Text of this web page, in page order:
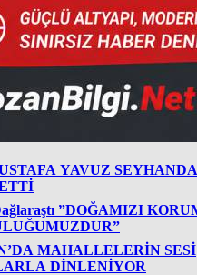
YAVUZ
”DOĞAMIZI
MAHALLELERİN SESİ
DİNLENİYOR